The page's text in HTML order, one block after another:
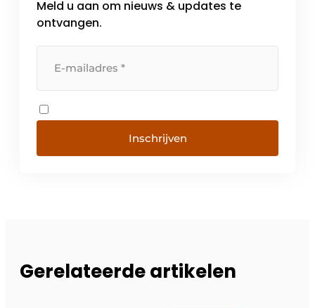
Meld u aan om nieuws & updates te
ontvangen.
Inschrijven
Gerelateerde artikelen